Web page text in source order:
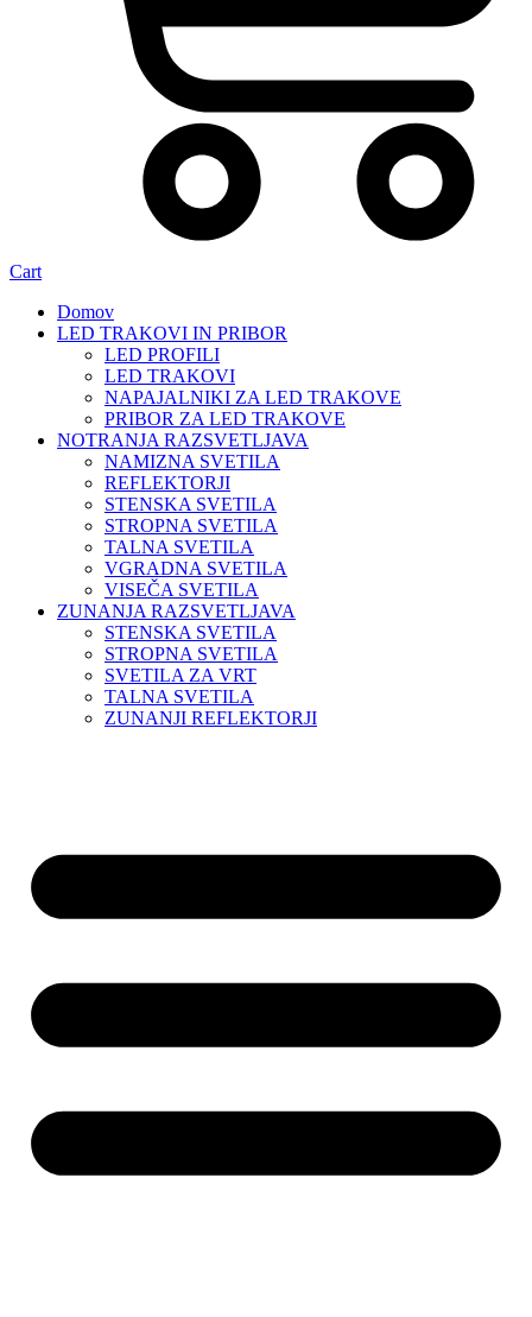
Cart
Domov
LED TRAKOVI IN PRIBOR
LED PROFILI
LED TRAKOVI
NAPAJALNIKI ZA LED TRAKOVE
PRIBOR ZA LED TRAKOVE
NOTRANJA RAZSVETLJAVA
NAMIZNA SVETILA
REFLEKTORJI
STENSKA SVETILA
STROPNA SVETILA
TALNA SVETILA
VGRADNA SVETILA
VISEČA SVETILA
ZUNANJA RAZSVETLJAVA
STENSKA SVETILA
STROPNA SVETILA
SVETILA ZA VRT
TALNA SVETILA
ZUNANJI REFLEKTORJI